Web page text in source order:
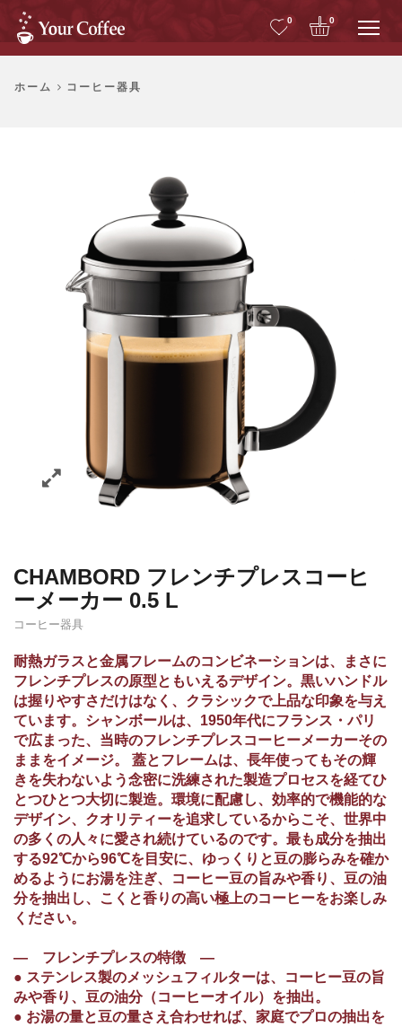
0 0
ホーム コーヒー器具
CHAMBORD フレンチプレスコーヒ
ーメーカー 0.5 L
コーヒー器具
耐熱ガラスと金属フレームのコンビネーションは、まさに
フレンチプレスの原型ともいえるデザイン。黒いハンドル
は握りやすさだけはなく、クラシックで上品な印象を与え
ています。シャンボールは、1950年代にフランス・パリ
で広まった、当時のフレンチプレスコーヒーメーカーその
ままをイメージ。 蓋とフレームは、長年使ってもその輝
きを失わないよう念密に洗練された製造プロセスを経てひ
とつひとつ大切に製造。環境に配慮し、効率的で機能的な
デザイン、クオリティーを追求しているからこそ、世界中
の多くの人々に愛され続けているのです。最も成分を抽出
する92℃から96℃を目安に、ゆっくりと豆の膨らみを確か
めるようにお湯を注ぎ、コーヒー豆の旨みや香り、豆の油
分を抽出し、こくと香りの高い極上のコーヒーをお楽しみ
ください。
― フレンチプレスの特徴 ―
● ステンレス製のメッシュフィルターは、コーヒー豆の旨
みや香り、豆の油分（コーヒーオイル）を抽出。
● お湯の量と豆の量さえ合わせれば、家庭でプロの抽出を